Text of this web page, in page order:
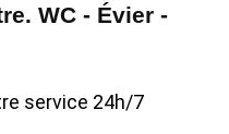
WC - Évier -
service 24h/7